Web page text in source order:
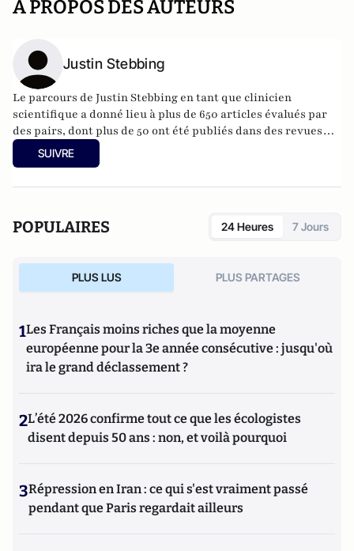
A PROPOS DES AUTEURS
Justin Stebbing
Le parcours de Justin Stebbing en tant que clinicien
scientifique a donné lieu à plus de 650 articles évalués par
des pairs, dont plus de 50 ont été publiés dans des revues
dont le facteur d'impact est supérieur à 10, la grande
majorité d'entre eux étant publiés en tant que premier ou
Baltimore, aux États-Unis, puis de revenir terminer sa
SUIVRE
POPULAIRES 24 Heures 7 Jours
PLUS LUS PLUS PARTAGES
1Les Français moins riches que la moyenne
européenne pour la 3e année consécutive : jusqu'où
ira le grand déclassement ?
2L’été 2026 confirme tout ce que les écologistes
disent depuis 50 ans : non, et voilà pourquoi
3Répression en Iran : ce qui s'est vraiment passé
pendant que Paris regardait ailleurs